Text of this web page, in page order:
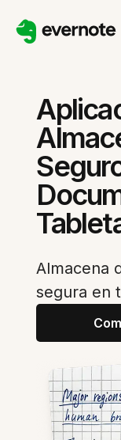
Almacena
segura en